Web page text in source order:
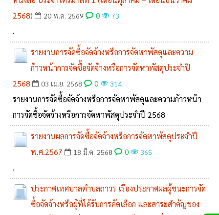
2568)
20 พ.ค. 2569 0 73
.
รายงานการจัดซื้อจัดจ้างหรือการจัดหาพัสดุและความ
ก้าวหน้าการจัดซื้อจัดจ้างหรือการจัดหาพัสดุประจำปี
2568
03 เม.ย. 2568 0 314
รายงานการจัดซื้อจัดจ้างหรือการจัดหาพัสดุและความก้าวหน้า
การจัดซื้อจัดจ้างหรือการจัดหาพัสดุประจำปี 2568
รายงานผลการจัดซื้อจัดจ้างหรือการจัดหาพัสดุประจำปี
พ.ศ.2567
18 มี.ค. 2568 0 365
.
ประกาศเทศบาลตำบลถาวร เรื่องประกาศผลผู้ชนะการจัด
ซื้อจัดจ้างหรือผู้ที่ได้รับการคัดเลือก และสาระสำคัญของ